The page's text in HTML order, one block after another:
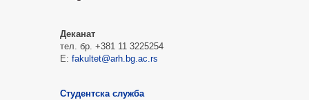
Деканат
тел. бр. +381 11 3225254
Е: fakultet@arh.bg.ac.rs
Студентска служба